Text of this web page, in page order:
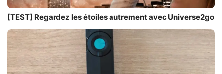
[TEST] Regardez les étoiles autrement avec Universe2go